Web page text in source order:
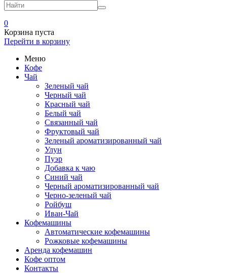
0
Корзина пуста
Перейти в корзину
Меню
Кофе
Чай
Зеленый чай
Черный чай
Красный чай
Белый чай
Связанный чай
Фруктовый чай
Зеленый ароматизированный чай
Улун
Пуэр
Добавка к чаю
Синий чай
Черный ароматизированный чай
Черно-зеленый чай
Ройбуш
Иван-Чай
Кофемашины
Автоматические кофемашины
Рожковые кофемашины
Аренда кофемашин
Кофе оптом
Контакты